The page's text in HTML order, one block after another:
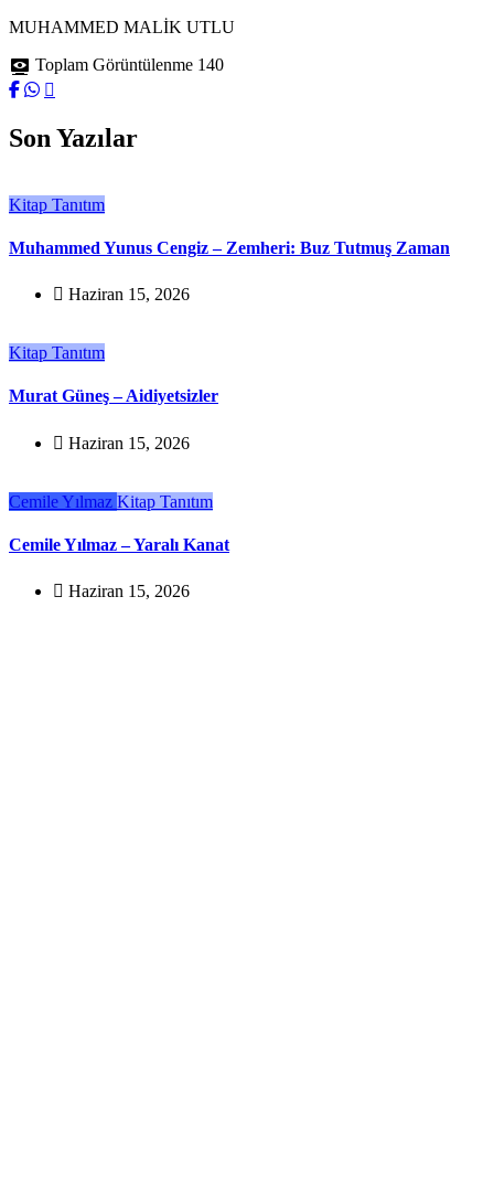
MUHAMMED MALİK UTLU
Toplam Görüntülenme 140
Son Yazılar
Kitap Tanıtım
Muhammed Yunus Cengiz – Zemheri: Buz Tutmuş Zaman
Haziran 15, 2026
Kitap Tanıtım
Murat Güneş – Aidiyetsizler
Haziran 15, 2026
Cemile Yılmaz Kitap Tanıtım
Cemile Yılmaz – Yaralı Kanat
Haziran 15, 2026